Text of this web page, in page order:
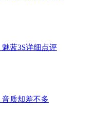
蓝3S详细点评
质却差不多